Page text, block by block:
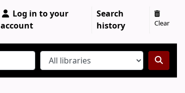
Log in to your
account
Search
history
Clear